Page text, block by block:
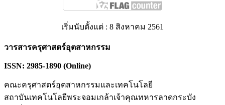
เริ่มนับตั้งแต่ : 8 สิงหาคม 2561
วารสารครุศาสตร์อุตสาหกรรม
ISSN: 2985-1890 (Online)
คณะครุศาสตร์อุตสาหกรรมและเทคโนโลยี
สถาบันเทคโนโลยีพระจอมเกล้าเจ้าคุณทหารลาดกระบัง